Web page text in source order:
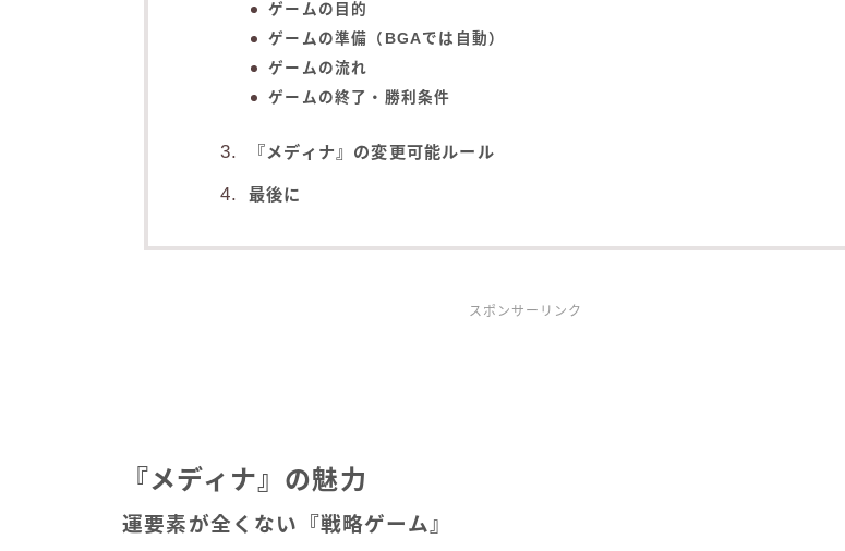
ゲームの目的
ゲームの準備（BGAでは自動）
ゲームの流れ
ゲームの終了・勝利条件
『メディナ』の変更可能ルール
最後に
スポンサーリンク
『メディナ』の魅力
運要素が全くない『戦略ゲーム』